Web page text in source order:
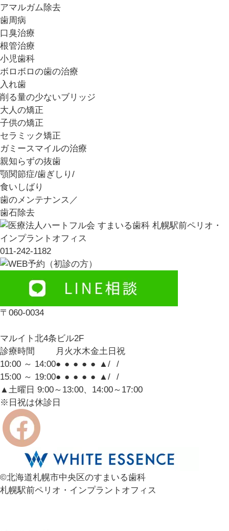
アマルガム除去
歯周病
口臭治療
根管治療
小児歯科
ボロボロの歯の治療
入れ歯
削る量の少ないブリッジ
大人の矯正
子供の矯正
セラミック矯正
ガミースマイルの治療
親知らずの抜歯
顎関節症/歯ぎしり/
食いしばり
歯のメンテナンス／
歯石除去
011-242-1182
〒060-0034
マルイト北4条ビル2F
診療時間
月 火水木金土 日 祝
10:00 ～ 14:00● ● ● ● ● ▲ /
/
15:00 ～ 19:00● ● ● ● ● ▲ /
/
▲土曜日 9:00～13:00、14:00～17:00
※日祝は休診日
©北海道札幌市中央区のすまいる歯科
札幌駅前ペリオ・インプラントオフィス